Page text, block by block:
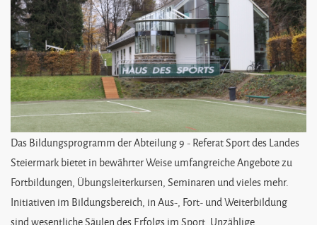
Das Bildungsprogramm der Abteilung 9 - Referat Sport des Landes
Steiermark bietet in bewährter Weise umfangreiche Angebote zu
Fortbildungen, Übungsleiterkursen, Seminaren und vieles mehr.
Initiativen im Bildungsbereich, in Aus-, Fort- und Weiterbildung
sind wesentliche Säulen des Erfolgs im Sport. Unzählige